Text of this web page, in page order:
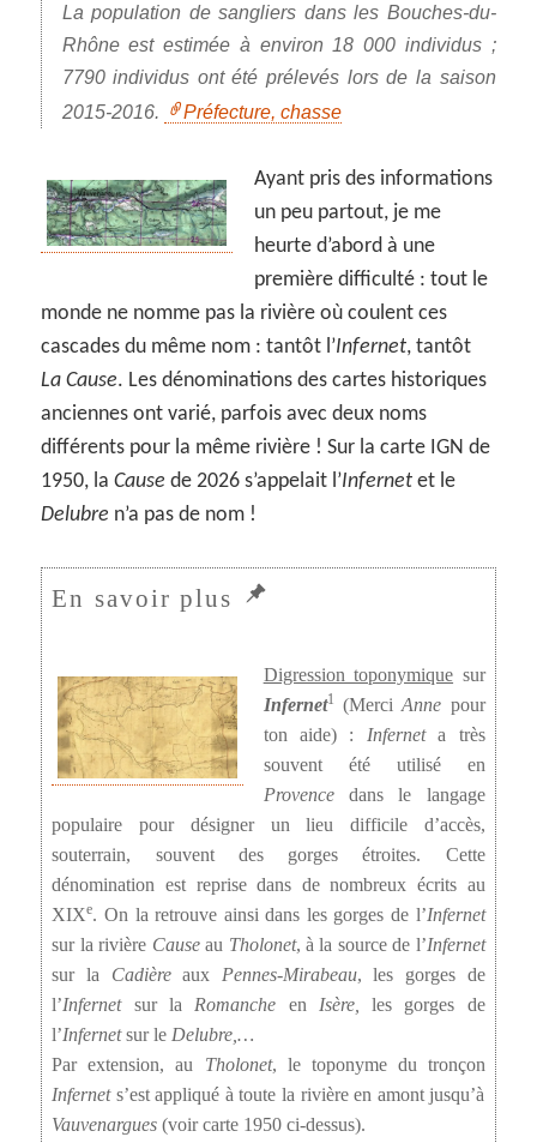
La population de sangliers dans les Bouches-du-
Rhône est estimée à environ 18 000 individus ;
7790 individus ont été prélevés lors de la saison
2015-2016.
Préfecture, chasse
Ayant pris des informations
un peu partout, je me
heurte d’abord à une
première difficulté : tout le
monde ne nomme pas la rivière où coulent ces
cascades du même nom : tantôt l’Infernet, tantôt
La Cause. Les dénominations des cartes historiques
anciennes ont varié, parfois avec deux noms
différents pour la même rivière ! Sur la carte IGN de
1950, laCause de 2026 s’appelait l’Infernet et le
Delubre n’a pas de nom !
Digression toponymique sur
Infernet1 (MerciAnne pour
ton aide) : Inferneta très
souvent été utilisé en
Provencedans le langage
populaire pour désigner un lieu difficile d’accès,
souterrain, souvent des gorges étroites. Cette
dénomination est reprise dans de nombreux écrits au
XIXe. On la retrouve ainsi dans les gorges de l’Infernet
sur la rivière Causeau Tholonet, à la source de l’Infernet
sur la Cadièreaux Pennes-Mirabeau, les gorges de
l’Infernetsur laRomanche en Isère,les gorges de
l’Infernetsur leDelubre,…
Par extension, au Tholonet, le toponyme du tronçon
Infernets’est appliqué à toute la rivière en amont jusqu’à
Vauvenargues (voir carte 1950 ci-dessus).